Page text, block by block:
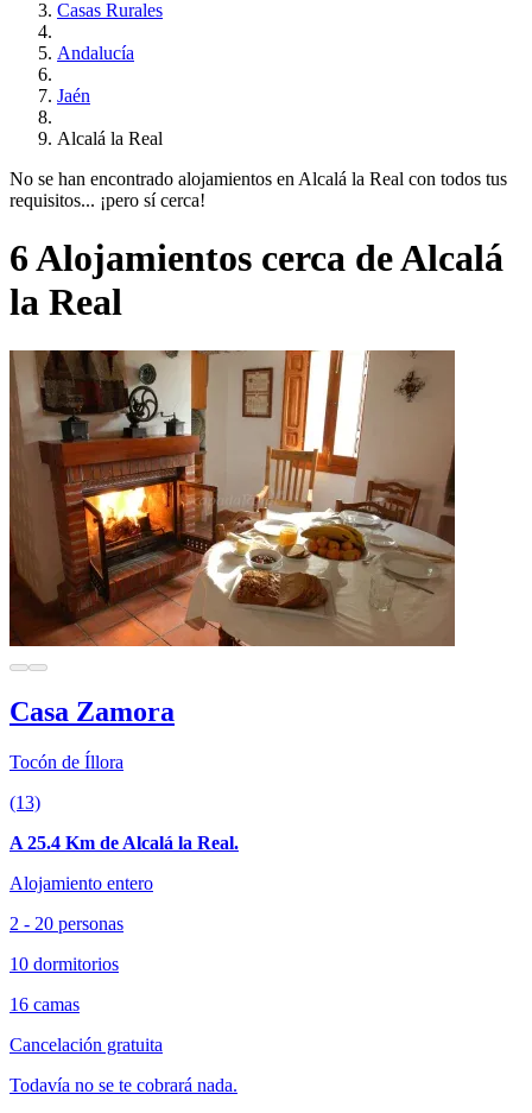
Casas Rurales
Andalucía
Jaén
Alcalá la Real
No se han encontrado alojamientos en Alcalá la Real con todos tus
requisitos... ¡pero sí cerca!
6 Alojamientos cerca de Alcalá
la Real
Casa Zamora
Tocón de Íllora
(13)
A 25.4 Km de Alcalá la Real.
Alojamiento entero
2 - 20 personas
10 dormitorios
16 camas
Cancelación gratuita
Todavía no se te cobrará nada.